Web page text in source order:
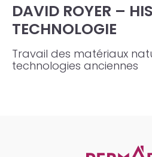
DAVID ROYER –
TECHNOLOGIE
Travail des matériaux
technologies anciennes